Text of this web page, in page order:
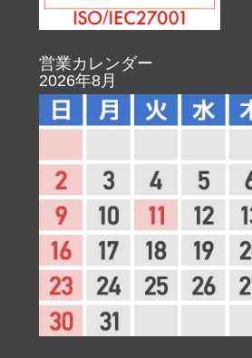
営業カレンダー
2026年8月